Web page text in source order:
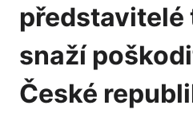
představitelé
snaží
České